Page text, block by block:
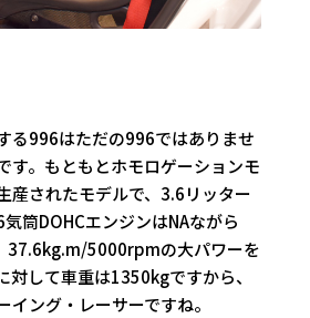
る996はただの996ではありませ
す。もともとホモロゲーションモ
産されたモデルで、3.6リッター
筒DOHCエンジンはNAながら
5000rpmの大パワーを
対して車重は1350kgですから、
イング・レーサーですね。